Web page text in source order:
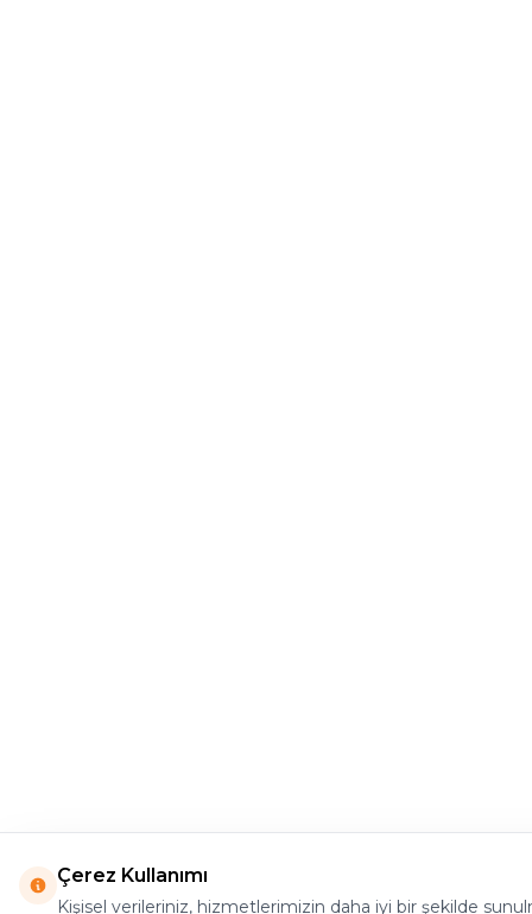
Çerez Kullanımı
Kişisel verileriniz, hizmetlerimizin daha iyi bir şekilde